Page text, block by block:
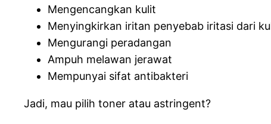
Mengencangkan kulit
Menyingkirkan iritan penyebab iritasi dari
Mengurangi peradangan
Ampuh melawan jerawat
Mempunyai sifat antibakteri
Jadi, mau pilih toner atau astringent?